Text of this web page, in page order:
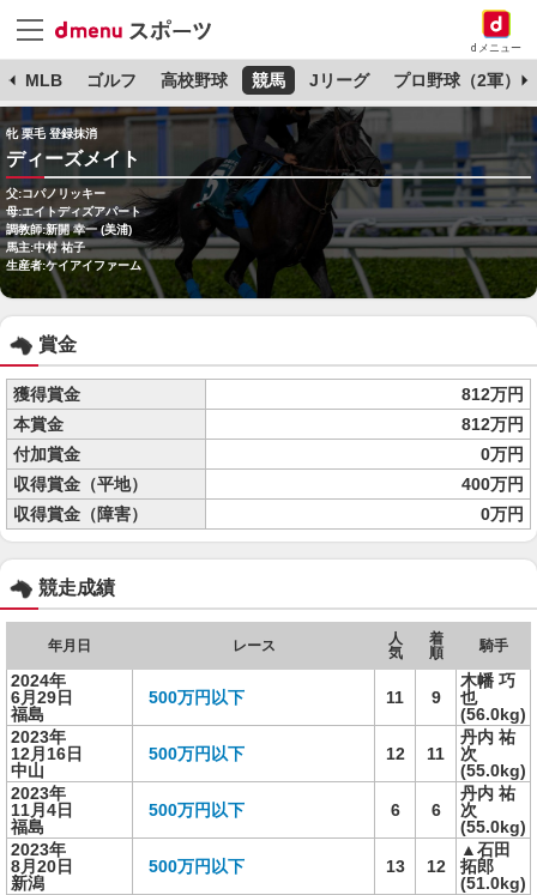
dメニュー
MLB ゴルフ 高校野球 競馬 Jリーグ プロ野球（2軍）
牝 栗毛 登録抹消
ディーズメイト
父:コパノリッキー
母:エイトディズアパート
調教師:新開 幸一 (美浦)
馬主:中村 祐子
生産者:ケイアイファーム
賞金
獲得賞金
812万円
本賞金
812万円
付加賞金
0万円
収得賞金（平地）
400万円
収得賞金（障害）
0万円
競走成績
年月日 レース
人
気
着
順
騎手
2024年
6月29日
福島
500万円以下 11 9
木幡 巧
也
(56.0kg)
2023年
12月16日
中山
500万円以下 12 11
丹内 祐
次
(55.0kg)
2023年
11月4日
福島
500万円以下 6 6
丹内 祐
次
(55.0kg)
2023年
8月20日
新潟
500万円以下 13 12
▲石田
拓郎
(51.0kg)